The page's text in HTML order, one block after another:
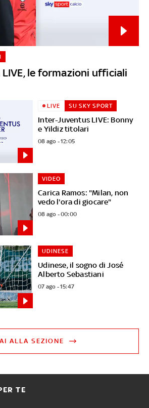
le formazioni ufficiali
Inter-Juventus LIVE: Bonny
e Yildiz titolari
LIVE SU SKY SPORT
08 ago - 12:05
Carica Ramos: "Milan, non
vedo l'ora di giocare"
VIDEO
08 ago - 00:00
Udinese, il sogno di José
Alberto Sebastiani
UDINESE
07 ago - 15:47
ALLA SEZIONE
TE